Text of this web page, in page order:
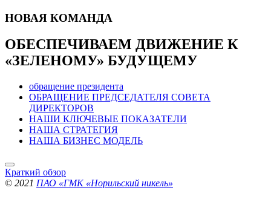
НОВАЯ КОМАНДА
ОБЕСПЕЧИВАЕМ ДВИЖЕНИЕ К
«ЗЕЛЕНОМУ» БУДУЩЕМУ
обращение президента
ОБРАЩЕНИЕ ПРЕДСЕДАТЕЛЯ СОВЕТА
ДИРЕКТОРОВ
НАШИ КЛЮЧЕВЫЕ ПОКАЗАТЕЛИ
НАША СТРАТЕГИЯ
НАША БИЗНЕС МОДЕЛЬ
Краткий обзор
© 2021 ПАО «ГМК «Норильский никель»